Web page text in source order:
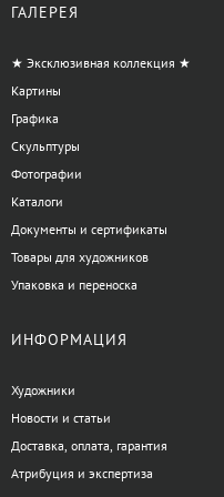
ГАЛЕРЕЯ
★ Эксклюзивная коллекция ★
Картины
Графика
Скульптуры
Фотографии
Каталоги
Документы и сертификаты
Товары для художников
Упаковка и переноска
ИНФОРМАЦИЯ
Художники
Новости и статьи
Доставка, оплата, гарантия
Атрибуция и экспертиза